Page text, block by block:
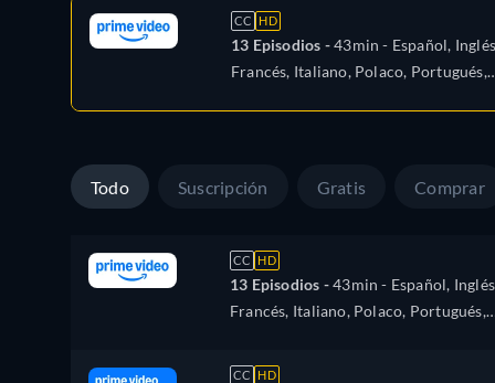
CC HD
13 Episodios -43min - Español,
Francés, Italiano, Polaco, Portugués,
Todo Suscripción Gratis Comprar
CC HD
13 Episodios -43min - Español,
Francés, Italiano, Polaco, Portugués,
CC HD